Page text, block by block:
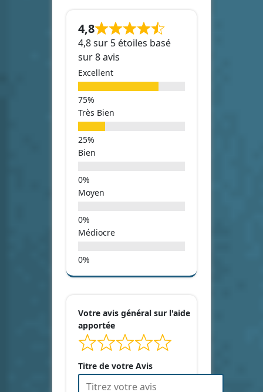
4,8
4,8 sur 5 étoiles basé
sur 8 avis
Excellent
Très Bien
Bien
Moyen
Médiocre
Votre avis général sur l'aide
apportée
Titre de votre Avis